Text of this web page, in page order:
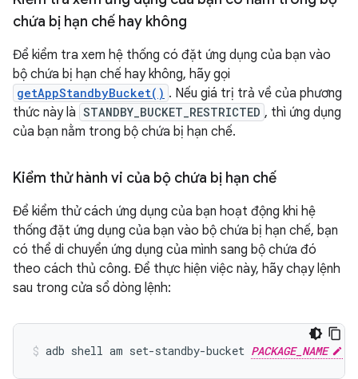
chứa bị hạn chế hay không
Để kiểm tra xem hệ thống có đặt ứng dụng của bạn vào
bộ chứa bị hạn chế hay không, hãy gọi
getAppStandbyBucket() . Nếu giá trị trả về của phương
thức này là STANDBY_BUCKET_RESTRICTED , thì ứng dụng
của bạn nằm trong bộ chứa bị hạn chế.
Kiểm thử hành vi của bộ chứa bị hạn chế
Để kiểm thử cách ứng dụng của bạn hoạt động khi hệ
thống đặt ứng dụng của bạn vào bộ chứa bị hạn chế, bạn
có thể di chuyển ứng dụng của mình sang bộ chứa đó
theo cách thủ công. Để thực hiện việc này, hãy chạy lệnh
sau trong cửa sổ dòng lệnh:
adb shell am set-standby-bucket PACKAGE_NAME